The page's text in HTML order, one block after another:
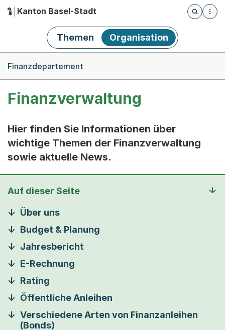
Hauptnavigation
Kanton Basel-Stadt
Öffnet
Themen Organisation
Finanzdepartement
Finanzverwaltung
Hier finden Sie Informationen über
wichtige Themen der Finanzverwaltung
sowie aktuelle News.
Auf dieser Seite
Über uns
Budget & Planung
Jahresbericht
E-Rechnung
Rating
Öffentliche Anleihen
Verschiedene Arten von Finanzanleihen
(Bonds)